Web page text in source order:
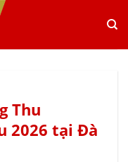
Thu
2026 tại Đà